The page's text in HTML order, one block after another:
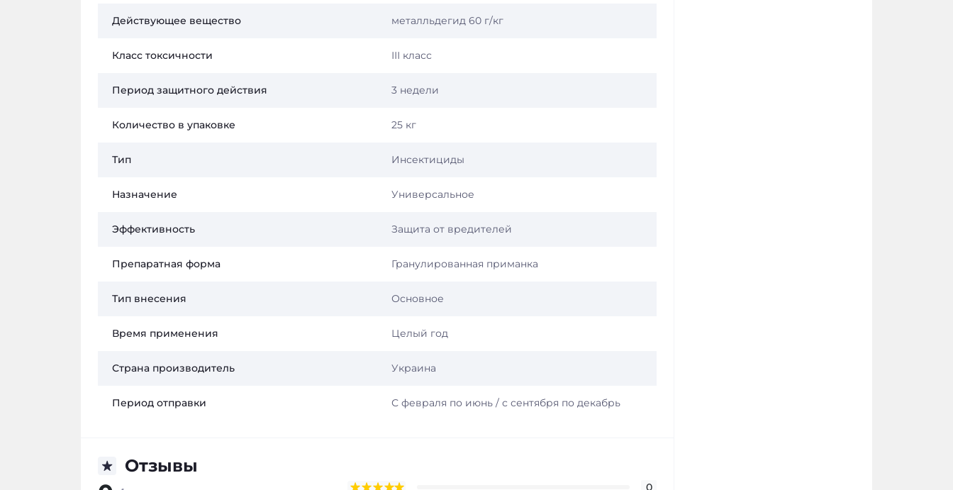
Действующее вещество металльдегид 60 г/кг
Класс токсичности ІІІ класс
Период защитного действия 3 недели
Количество в упаковке 25 кг
Тип Инсектициды
Назначение Универсальное
Эффективность Защита от вредителей
Препаратная форма Гранулированная приманка
Тип внесения Основное
Время применения Целый год
Страна производитель Украина
Период отправки С февраля по июнь / с сентября по декабрь
Отзывы
0